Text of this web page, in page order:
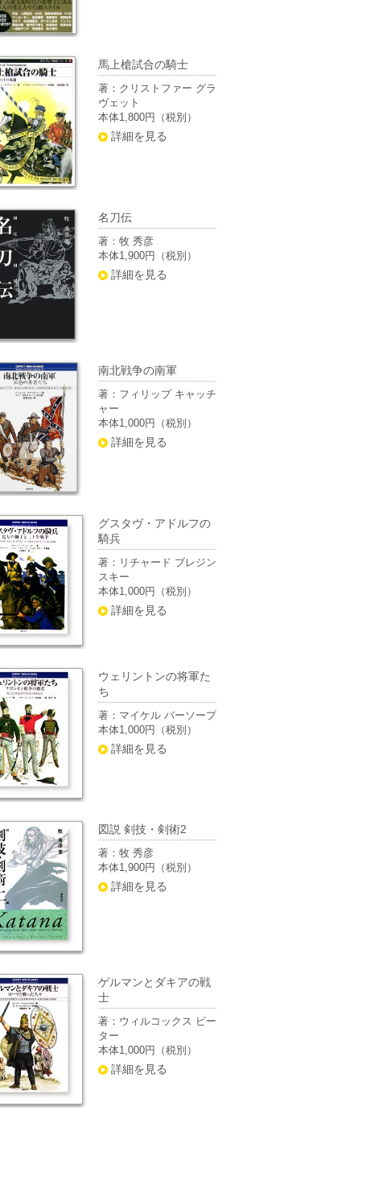
馬上槍試合の騎士
著：クリストファー グラ
ヴェット
本体1,800円（税別）
詳細を見る
名刀伝
著：牧 秀彦
本体1,900円（税別）
詳細を見る
南北戦争の南軍
著：フィリップ キャッチ
ャー
本体1,000円（税別）
詳細を見る
グスタヴ・アドルフの
騎兵
著：リチャード ブレジン
スキー
本体1,000円（税別）
詳細を見る
ウェリントンの将軍た
ち
著：マイケル バーソープ
本体1,000円（税別）
詳細を見る
図説 剣技・剣術2
著：牧 秀彦
本体1,900円（税別）
詳細を見る
ゲルマンとダキアの戦
士
著：ウィルコックス ピー
ター
本体1,000円（税別）
詳細を見る